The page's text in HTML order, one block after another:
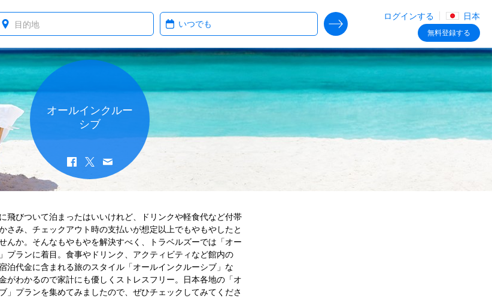
ログインする 日本
無料登録する
When?
SEARCH DEALS
オールインクルー
シブ
飛びついて泊まったはいいけれど、ドリンクや軽食代など付帯
さみ、チェックアウト時の支払いが想定以上でもやもやしたと
んか。そんなもやもやを解決すべく、トラベルズーでは「オー
プランに着目。食事やドリンク、アクティビティなど館内の
泊代金に含まれる旅のスタイル「オールインクルーシブ」な
がわかるので家計にも優しくストレスフリー。日本各地の「オ
」プランを集めてみましたので、ぜひチェックしてみてくださ